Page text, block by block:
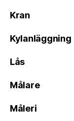
Kran
Kylanläggning
Lås
Målare
Måleri